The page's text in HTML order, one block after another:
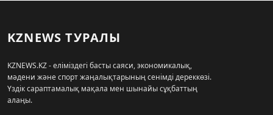
KZNEWS ТУРАЛЫ
KZNEWS.KZ - еліміздегі басты саяси, экономикалық,
мәдени және спорт жаңалықтарының сенімді дереккөзі.
Үздік сараптамалық мақала мен шынайы сұқбаттың
алаңы.